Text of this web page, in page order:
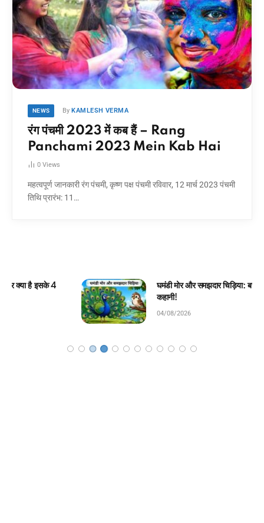
NEWS By KAMLESH VERMA
रंग पंचमी 2023 में कब हैं – Rang
Panchami 2023 Mein Kab Hai
0 Views
महत्वपूर्ण जानकारी रंग पंचमी, कृष्ण पक्ष पंचमी रविवार, 12 मार्च 2023 पंचमी
तिथि प्रारंभ: 11…
घमंडी मोर और समझदार चिड़िया: बच्चों के लिए सुंदर जंगल
कहानी!
04/08/2026